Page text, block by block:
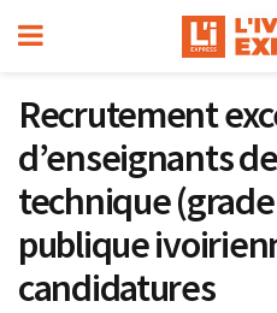
Recrutement
d’enseignants
technique
publique
candidatures